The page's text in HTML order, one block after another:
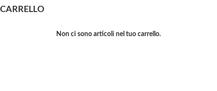
CARRELLO
Non ci sono articoli nel tuo carrello.